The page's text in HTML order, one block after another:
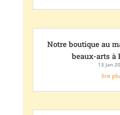
Notre boutique au
beaux-arts à
13 Jan
lire